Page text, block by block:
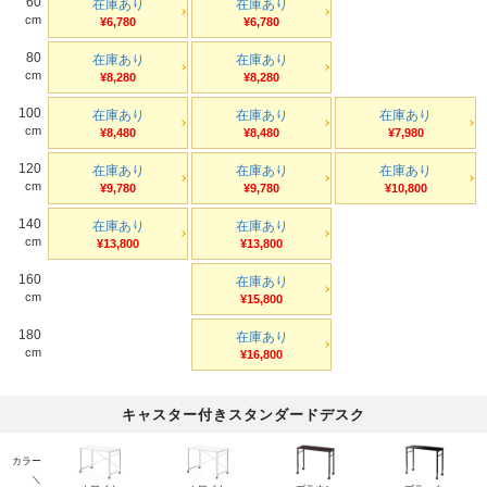
cm
在庫あり
¥6,780
在庫あり
¥6,780
80
cm
在庫あり
¥8,280
在庫あり
¥8,280
100
cm
在庫あり
¥8,480
在庫あり
¥8,480
在庫あり
¥7,980
120
cm
在庫あり
¥9,780
在庫あり
¥9,780
在庫あり
¥10,800
140
cm
在庫あり
¥13,800
在庫あり
¥13,800
160
cm
在庫あり
¥15,800
180
cm
在庫あり
¥16,800
キャスター付きスタンダードデスク
カラー
＼